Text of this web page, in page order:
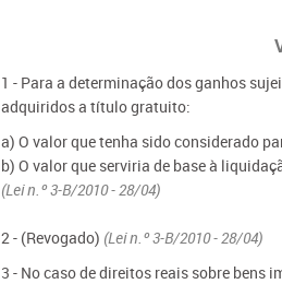
1 - Para a determinação dos ganhos
adquiridos a título gratuito:
a) O valor que tenha sido considerado
b) O valor que serviria de base à
(Lei n.º 3-B/2010 - 28/04)
2 - (Revogado) (Lei n.º 3-B/2010 - 28/04)
3 - No caso de direitos reais sobre bens